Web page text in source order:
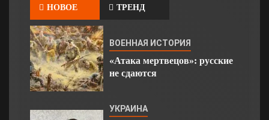
НОВОЕ ТРЕНД
ВОЕННАЯ ИСТОРИЯ
«Атака мертвецов»: русские
не сдаются
УКРАИНА